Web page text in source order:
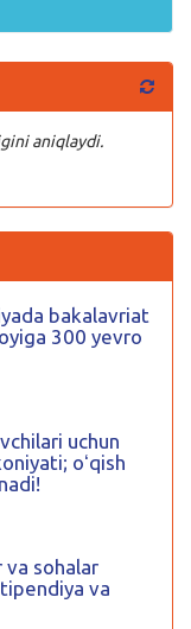
aniqlaydi.
bakalavriat
300 yevro
uchun
oʻqish
va sohalar
va